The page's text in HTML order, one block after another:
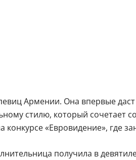
Армении. Она впервые
стилю, который
конкурсе «Евровидение», где
получила в